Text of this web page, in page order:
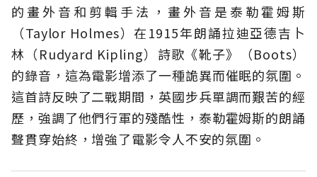
的畫外音和剪輯手法，畫外音是泰勒霍姆斯
（Taylor Holmes）在1915年朗誦拉迪亞德吉卜
林（Rudyard Kipling）詩歌《靴子》（Boots）
的錄音，這為電影增添了一種詭異而催眠的氛圍。
這首詩反映了二戰期間，英國步兵單調而艱苦的經
歷，強調了他們行軍的殘酷性，泰勒霍姆斯的朗誦
聲貫穿始終，增強了電影令人不安的氛圍。